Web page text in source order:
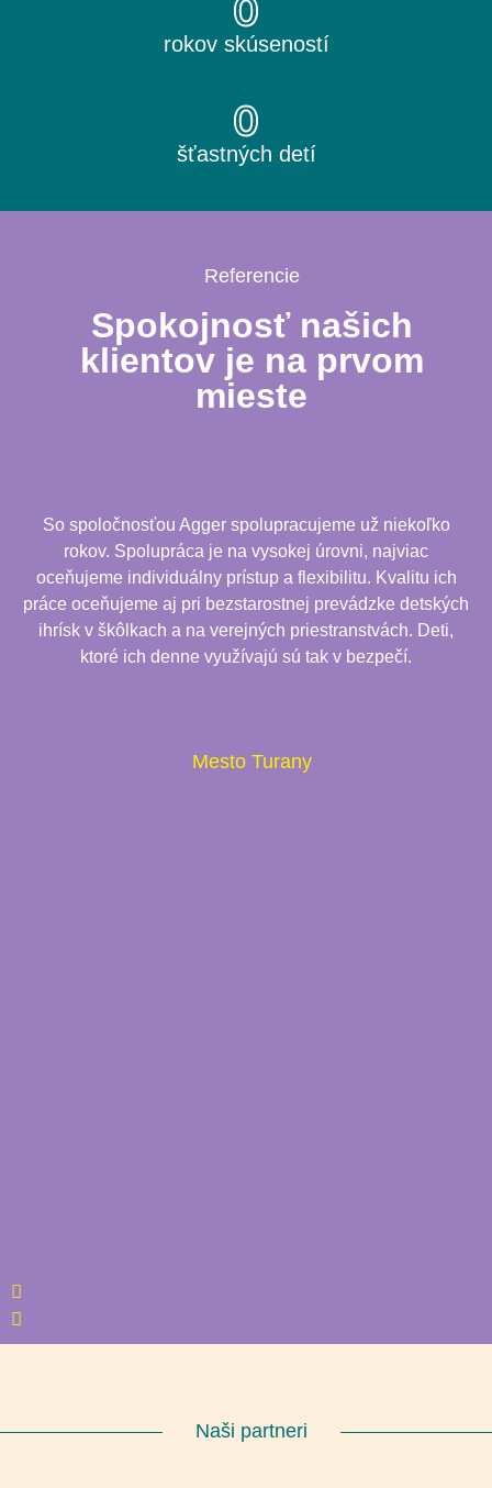
rokov skúseností
0
šťastných detí
0
Referencie
Spokojnosť našich
klientov je na prvom
mieste
So spoločnosťou Agger spolupracujeme už niekoľko
rokov. Spolupráca je na vysokej úrovni, najviac
oceňujeme individuálny prístup a flexibilitu. Kvalitu ich
práce oceňujeme aj pri bezstarostnej prevádzke detských
ihrísk v škôlkach a na verejných priestranstvách. Deti,
ktoré ich denne využívajú sú tak v bezpečí.
Mesto Turany
Naši partneri